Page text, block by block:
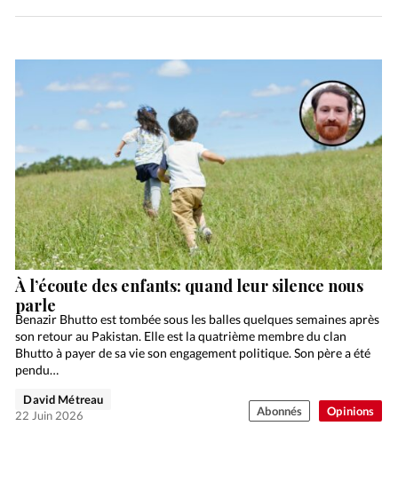
Opinions
À l’écoute des enfants: quand leur silence nous
parle
Benazir Bhutto est tombée sous les balles quelques semaines après
son retour au Pakistan. Elle est la quatrième membre du clan
Bhutto à payer de sa vie son engagement politique. Son père a été
pendu…
David Métreau
22 Juin 2026
Abonnés